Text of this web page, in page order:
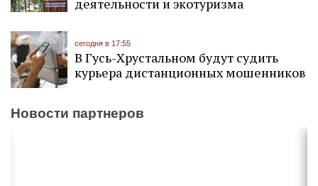
деятельности и экотуризма
сегодня в 17:55
В Гусь-Хрустальном будут судить
курьера дистанционных мошенников
Новости партнеров